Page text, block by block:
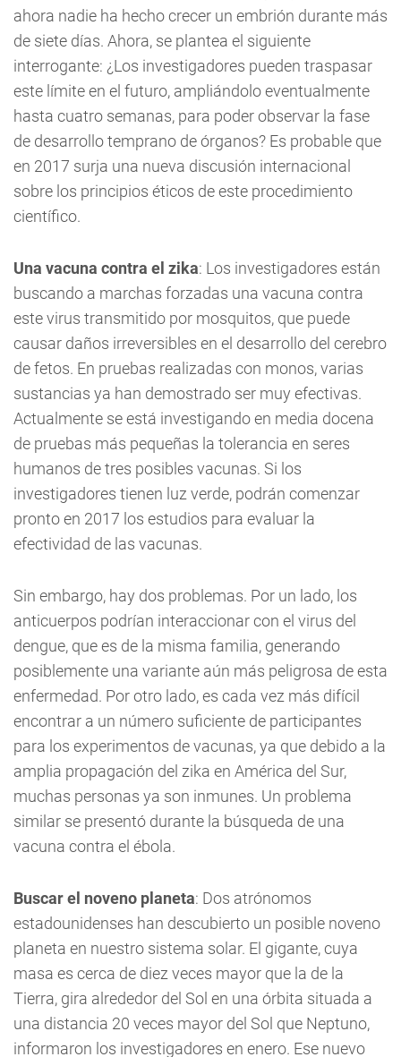
ahora nadie ha hecho crecer un embrión durante más
de siete días. Ahora, se plantea el siguiente
interrogante: ¿Los investigadores pueden traspasar
este límite en el futuro, ampliándolo eventualmente
hasta cuatro semanas, para poder observar la fase
de desarrollo temprano de órganos? Es probable que
en 2017 surja una nueva discusión internacional
sobre los principios éticos de este procedimiento
científico.
Una vacuna contra el zika: Los investigadores están
buscando a marchas forzadas una vacuna contra
este virus transmitido por mosquitos, que puede
causar daños irreversibles en el desarrollo del cerebro
de fetos. En pruebas realizadas con monos, varias
sustancias ya han demostrado ser muy efectivas.
Actualmente se está investigando en media docena
de pruebas más pequeñas la tolerancia en seres
humanos de tres posibles vacunas. Si los
investigadores tienen luz verde, podrán comenzar
pronto en 2017 los estudios para evaluar la
efectividad de las vacunas.
Sin embargo, hay dos problemas. Por un lado, los
anticuerpos podrían interaccionar con el virus del
dengue, que es de la misma familia, generando
posiblemente una variante aún más peligrosa de esta
enfermedad. Por otro lado, es cada vez más difícil
encontrar a un número suficiente de participantes
para los experimentos de vacunas, ya que debido a la
amplia propagación del zika en América del Sur,
muchas personas ya son inmunes. Un problema
similar se presentó durante la búsqueda de una
vacuna contra el ébola.
Buscar el noveno planeta: Dos atrónomos
estadounidenses han descubierto un posible noveno
planeta en nuestro sistema solar. El gigante, cuya
masa es cerca de diez veces mayor que la de la
Tierra, gira alrededor del Sol en una órbita situada a
una distancia 20 veces mayor del Sol que Neptuno,
informaron los investigadores en enero. Ese nuevo